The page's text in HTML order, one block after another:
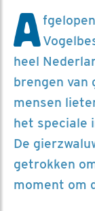
A
heel
brengen van
mensen
het speciale
De
getrokken
moment om